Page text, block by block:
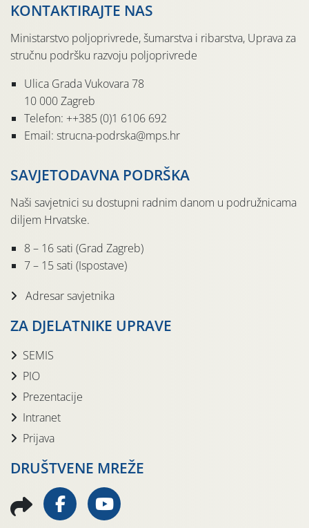
KONTAKTIRAJTE NAS
Ministarstvo poljoprivrede, šumarstva i ribarstva, Uprava za
stručnu podršku razvoju poljoprivrede
Ulica Grada Vukovara 78
10 000 Zagreb
Telefon: ++385 (0)1 6106 692
Email: strucna-podrska@mps.hr
SAVJETODAVNA PODRŠKA
Naši savjetnici su dostupni radnim danom u podružnicama
diljem Hrvatske.
8 – 16 sati (Grad Zagreb)
7 – 15 sati (Ispostave)
Adresar savjetnika
ZA DJELATNIKE UPRAVE
SEMIS
PIO
Prezentacije
Intranet
Prijava
DRUŠTVENE MREŽE